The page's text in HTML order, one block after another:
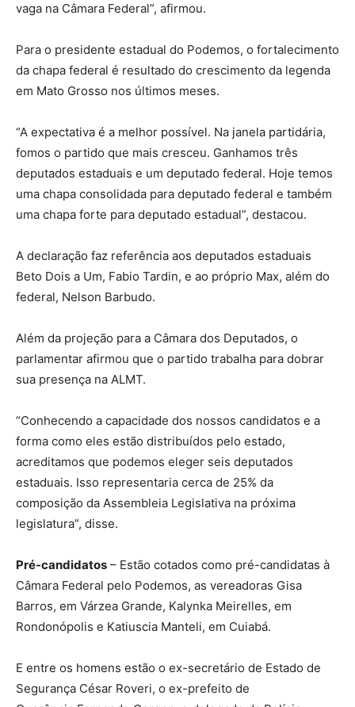
vaga na Câmara Federal”, afirmou.
Para o presidente estadual do Podemos, o fortalecimento
da chapa federal é resultado do crescimento da legenda
em Mato Grosso nos últimos meses.
“A expectativa é a melhor possível. Na janela partidária,
fomos o partido que mais cresceu. Ganhamos três
deputados estaduais e um deputado federal. Hoje temos
uma chapa consolidada para deputado federal e também
uma chapa forte para deputado estadual”, destacou.
A declaração faz referência aos deputados estaduais
Beto Dois a Um, Fabio Tardin, e ao próprio Max, além do
federal, Nelson Barbudo.
Além da projeção para a Câmara dos Deputados, o
parlamentar afirmou que o partido trabalha para dobrar
sua presença na ALMT.
“Conhecendo a capacidade dos nossos candidatos e a
forma como eles estão distribuídos pelo estado,
acreditamos que podemos eleger seis deputados
estaduais. Isso representaria cerca de 25% da
composição da Assembleia Legislativa na próxima
legislatura”, disse.
Pré-candidatos – Estão cotados como pré-candidatas à
Câmara Federal pelo Podemos, as vereadoras Gisa
Barros, em Várzea Grande, Kalynka Meirelles, em
Rondonópolis e Katiuscia Manteli, em Cuiabá.
E entre os homens estão o ex-secretário de Estado de
Segurança César Roveri, o ex-prefeito de